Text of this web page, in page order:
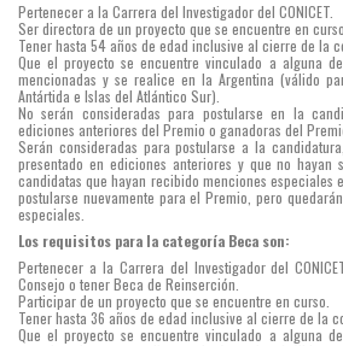
Pertenecer a la Carrera del Investigador del CONICET.
Ser directora de un proyecto que se encuentre en
Tener hasta 54 años de edad inclusive al cierre de la
Que el proyecto se encuentre vinculado a alguna
mencionadas y se realice en la Argentina (válido
Antártida e Islas del Atlántico Sur).
No serán consideradas para postularse en la
ediciones anteriores del Premio o ganadoras del
Serán consideradas para postularse a la
presentado en ediciones anteriores y que no hayan
candidatas que hayan recibido menciones especiales
postularse nuevamente para el Premio, pero
especiales.
Los requisitos para la categoría Beca son:
Pertenecer a la Carrera del Investigador del
Consejo o tener Beca de Reinserción.
Participar de un proyecto que se encuentre en curso.
Tener hasta 36 años de edad inclusive al cierre de la
Que el proyecto se encuentre vinculado a alguna